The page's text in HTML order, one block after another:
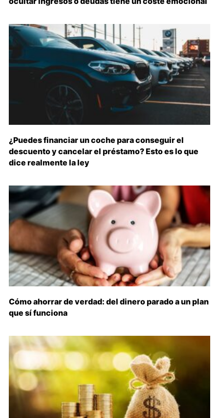
¿Puedes financiar un coche para conseguir el
descuento y cancelar el préstamo? Esto es lo que
dice realmente la ley
Cómo ahorrar de verdad: del dinero parado a un plan
que sí funciona